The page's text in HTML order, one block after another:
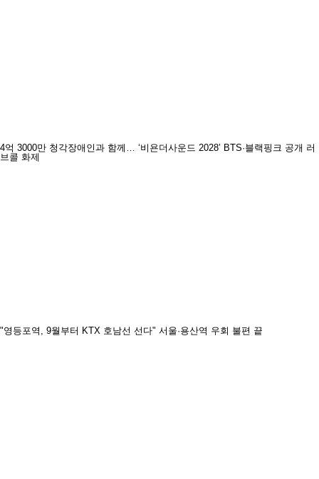
4억 3000만 청각장애인과 함께… ‘비욘더사운드 2028’ BTS·블랙핑크 공개 러
브콜 화제
"영등포역, 9월부터 KTX 호남선 선다" 서울·용산역 우회 불편 끝